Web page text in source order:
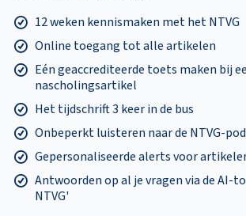
12 weken kennismaken met het NTVG
Online toegang tot alle artikelen
Eén geaccrediteerde toets maken bij
nascholingsartikel
Het tijdschrift 3 keer in de bus
Onbeperkt luisteren naar de NTVG-
Gepersonaliseerde alerts voor
Antwoorden op al je vragen via de AI-
NTVG'